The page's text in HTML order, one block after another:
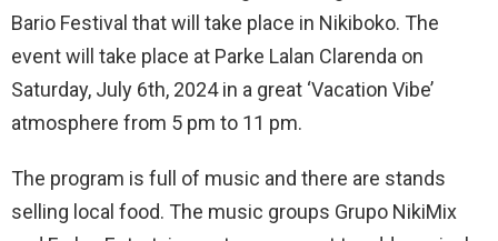
Bario Festival that will take place in Nikiboko. The
event will take place at Parke Lalan Clarenda on
Saturday, July 6th, 2024 in a great ‘Vacation Vibe’
atmosphere from 5 pm to 11 pm.
The program is full of music and there are stands
selling local food. The music groups Grupo NikiMix